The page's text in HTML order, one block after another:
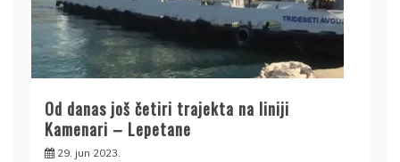
Od danas još četiri trajekta na liniji
Kamenari – Lepetane
29. jun 2023.